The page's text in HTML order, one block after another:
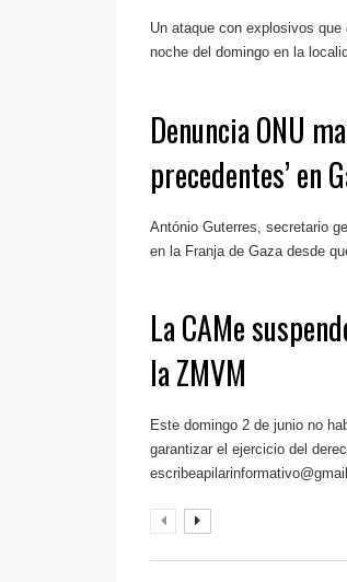
Un ataque con explosivos
noche del domingo en la
Denuncia ONU
precedentes’ en
António Guterres, secretario
en la Franja de Gaza desde
La CAMe
la ZMVM
Este domingo 2 de junio no
garantizar el ejercicio del